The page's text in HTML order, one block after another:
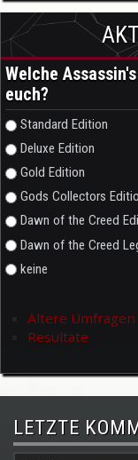
Welche
euch?
Auswahlmöglichkeiten
Standard Edition
Deluxe Edition
Gold Edition
Gods Collectors
Dawn of the Creed
Dawn of the Creed
keine
Ältere Umfragen
Resultate
LETZTE